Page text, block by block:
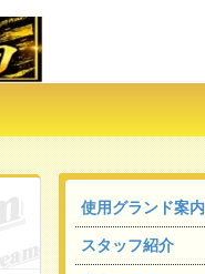
使用グランド案内
スタッフ紹介